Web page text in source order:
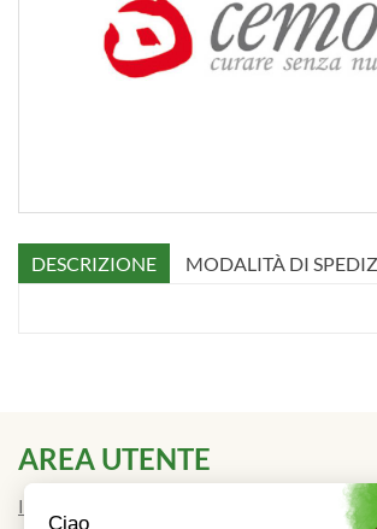
DESCRIZIONE MODALITÀ DI
AREA UTENTE
Informativa Privacy